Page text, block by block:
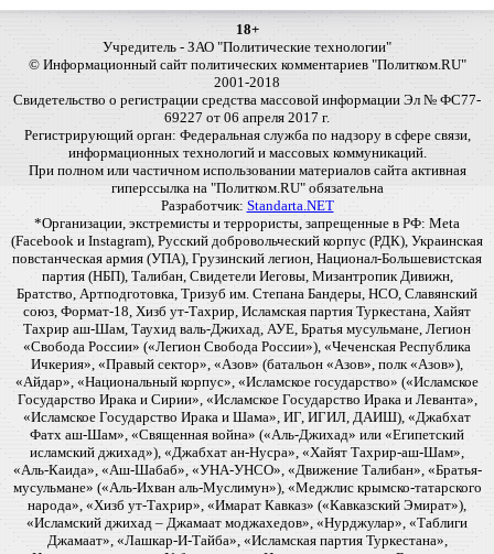
18+
Учредитель - ЗАО "Политические технологии"
© Информационный сайт политических комментариев "Политком.RU"
2001-2018
Свидетельство о регистрации средства массовой информации Эл № ФС77-
69227 от 06 апреля 2017 г.
Регистрирующий орган: Федеральная служба по надзору в сфере связи,
информационных технологий и массовых коммуникаций.
При полном или частичном использовании материалов сайта активная
гиперссылка на "Политком.RU" обязательна
Разработчик: Standarta.NET
*Организации, экстремисты и террористы, запрещенные в РФ: Meta
(Facebook и Instagram), Русский добровольческий корпус (РДК), Украинская
повстанческая армия (УПА), Грузинский легион, Национал-Большевистская
партия (НБП), Талибан, Свидетели Иеговы, Мизантропик Дивижн,
Братство, Артподготовка, Тризуб им. Степана Бандеры, НСО, Славянский
союз, Формат-18, Хизб ут-Тахрир, Исламская партия Туркестана, Хайят
Тахрир аш-Шам, Таухид валь-Джихад, АУЕ, Братья мусульмане, Легион
«Свобода России» («Легион Свобода России»), «Чеченская Республика
Ичкерия», «Правый сектор», «Азов» (батальон «Азов», полк «Азов»),
«Айдар», «Национальный корпус», «Исламское государство» («Исламское
Государство Ирака и Сирии», «Исламское Государство Ирака и Леванта»,
«Исламское Государство Ирака и Шама», ИГ, ИГИЛ, ДАИШ), «Джабхат
Фатх аш-Шам», «Священная война» («Аль-Джихад» или «Египетский
исламский джихад»), «Джабхат ан-Нусра», «Хайят Тахрир-аш-Шам»,
«Аль-Каида», «Аш-Шабаб», «УНА-УНСО», «Движение Талибан», «Братья-
мусульмане» («Аль-Ихван аль-Муслимун»), «Меджлис крымско-татарского
народа», «Хизб ут-Тахрир», «Имарат Кавказ» («Кавказский Эмират»),
«Исламский джихад – Джамаат моджахедов», «Нурджулар», «Таблиги
Джамаат», «Лашкар-И-Тайба», «Исламская партия Туркестана»,